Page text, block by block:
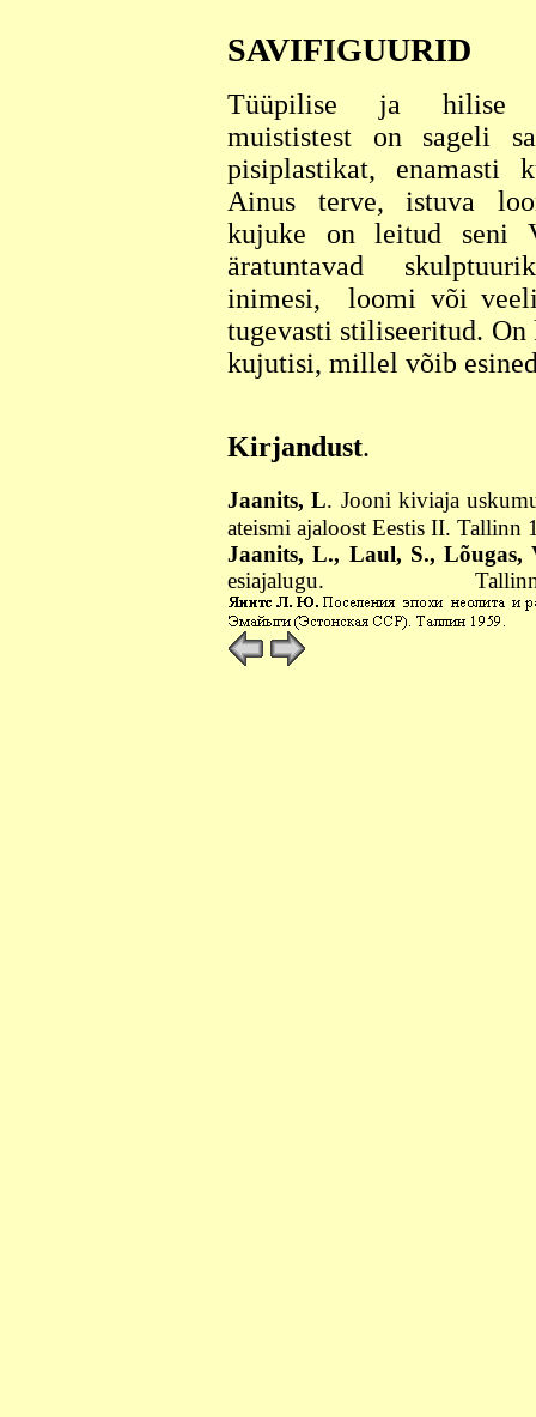
SAVIFIGUURID
Tüüpilise ja hilise
muististest on sageli
pisiplastikat, enamasti
Ainus terve, istuva
kujuke on leitud seni
äratuntavad
inimesi, loomi või
tugevasti stiliseeritud. On
kujutisi, millel võib
Kirjandust.
Jaanits, L. Jooni kiviaja
ateismi ajaloost Eestis II. Tallinn
Jaanits, L., Laul, S., Lõugas,
esiajalugu.